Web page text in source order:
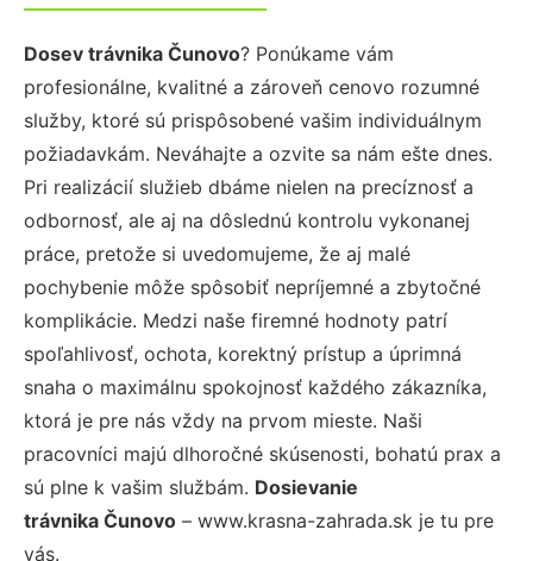
Dosev trávnika Čunovo? Ponúkame vám
profesionálne, kvalitné a zároveň cenovo rozumné
služby, ktoré sú prispôsobené vašim individuálnym
požiadavkám. Neváhajte a ozvite sa nám ešte dnes.
Pri realizácií služieb dbáme nielen na precíznosť a
odbornosť, ale aj na dôslednú kontrolu vykonanej
práce, pretože si uvedomujeme, že aj malé
pochybenie môže spôsobiť nepríjemné a zbytočné
komplikácie. Medzi naše firemné hodnoty patrí
spoľahlivosť, ochota, korektný prístup a úprimná
snaha o maximálnu spokojnosť každého zákazníka,
ktorá je pre nás vždy na prvom mieste. Naši
pracovníci majú dlhoročné skúsenosti, bohatú prax a
sú plne k vašim službám. Dosievanie
trávnika Čunovo – www.krasna-zahrada.sk je tu pre
vás.